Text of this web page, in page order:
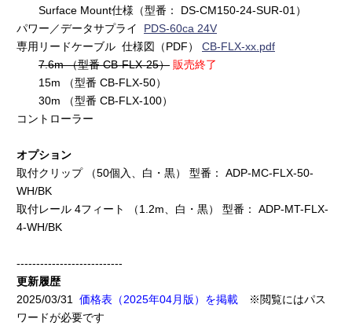
Surface Mount仕様（型番： DS-CM150-24-SUR-01）
パワー／データサプライ PDS-60ca 24V
専用リードケーブル 仕様図（PDF） CB-FLX-xx.pdf
7.6m （型番 CB-FLX-25） 販売終了
15m （型番 CB-FLX-50）
30m （型番 CB-FLX-100）
コントローラー
オプション
取付クリップ （50個入、白・黒） 型番： ADP-MC-FLX-50-
WH/BK
取付レール 4フィート （1.2m、白・黒） 型番： ADP-MT-FLX-
4-WH/BK
---------------------------
更新履歴
2025/03/31 価格表（2025年04月版）を掲載 ※閲覧にはパス
ワードが必要です